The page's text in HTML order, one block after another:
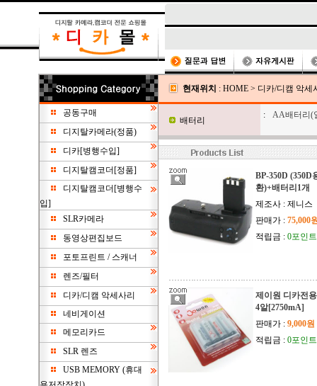
공동구매
디지탈카메라(정품)
디카[병행수입]
디지탈캠코더[정품]
디지탈캠코더[병행수
입]
SLR카메라
동영상편집보드
포토프린트 / 스캐너
렌즈/필터
디카/디캠 악세사리
네비게이션
메모리카드
SLR 렌즈
USB MEMORY (휴대
현재위치 : HOME > 디카/디캠 악세
배터리
: AA배터리(
BP-350D (350D
환)+배터리1개
제조사 : 제니스
판매가 : 75,000
적립금 : 0포인트
제이원 디카전
4알[2750mA]
판매가 : 9,000원
적립금 : 0포인트